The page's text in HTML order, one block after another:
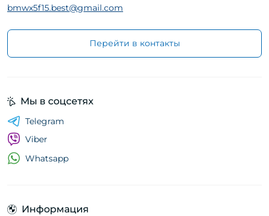
bmwx5f15.best@gmail.com
Перейти в контакты
Информация
Мы в соцсетях
Telegram
Viber
Whatsapp